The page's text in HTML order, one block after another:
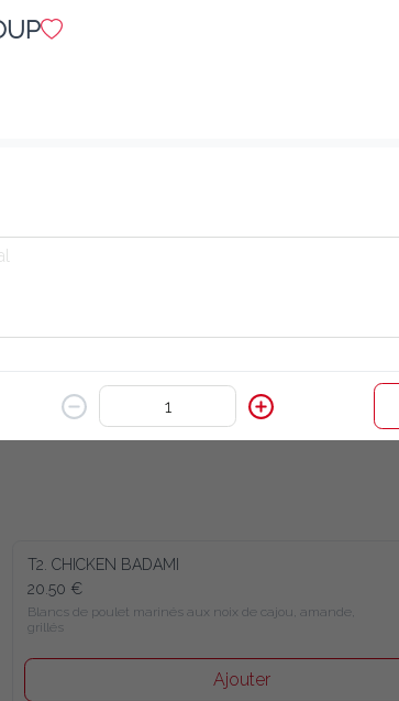
T2. CHICKEN BADAMI
20.50 €
Blancs de poulet marinés aux noix de cajou, amande, grillés
Ajouter